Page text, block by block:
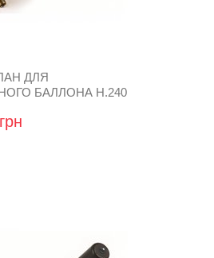
ДЛЯ
БАЛЛОНА Н.240